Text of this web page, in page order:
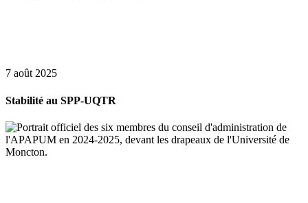
7 août 2025
Stabilité au SPP-UQTR